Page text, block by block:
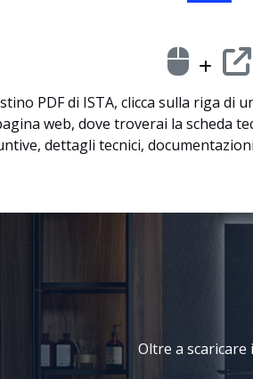
PDF di ISTA, clicca sulla riga di
web, dove troverai la scheda
dettagli tecnici,
Oltre a